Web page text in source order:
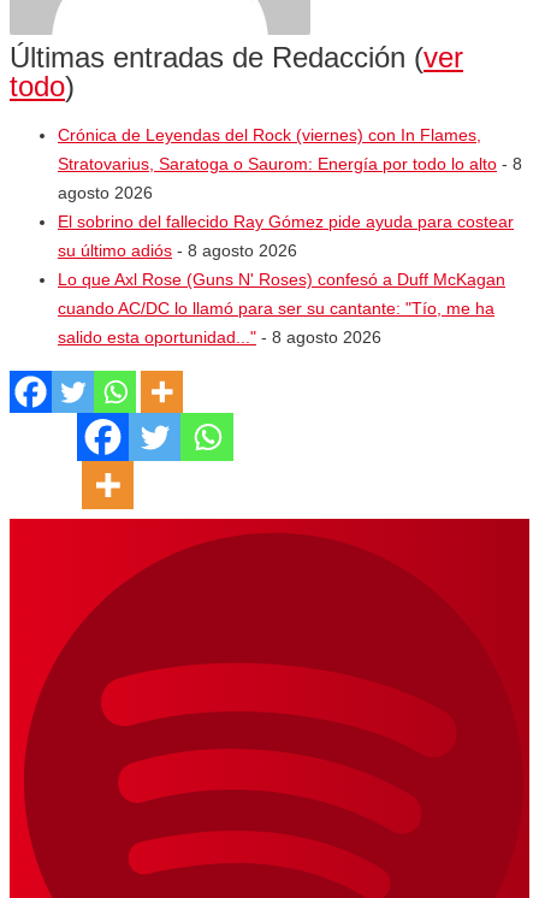
Últimas entradas de Redacción (ver
todo)
Crónica de Leyendas del Rock (viernes) con In Flames,
Stratovarius, Saratoga o Saurom: Energía por todo lo alto - 8
agosto 2026
El sobrino del fallecido Ray Gómez pide ayuda para costear
su último adiós - 8 agosto 2026
Lo que Axl Rose (Guns N' Roses) confesó a Duff McKagan
cuando AC/DC lo llamó para ser su cantante: "Tío, me ha
salido esta oportunidad..." - 8 agosto 2026